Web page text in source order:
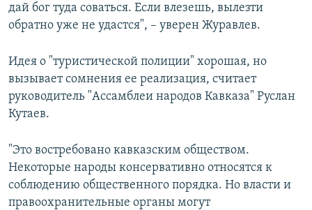
дай бог туда соваться. Если влезешь, вылезти
обратно уже не удастся", – уверен Журавлев.
Идея о "туристической полиции" хорошая, но
вызывает сомнения ее реализация, считает
руководитель "Ассамблеи народов Кавказа" Руслан
Кутаев.
"Это востребовано кавказским обществом.
Некоторые народы консервативно относятся к
соблюдению общественного порядка. Но власти и
правоохранительные органы могут